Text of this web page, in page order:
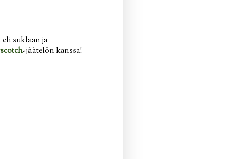
suklaan ja
-jäätelön kanssa!